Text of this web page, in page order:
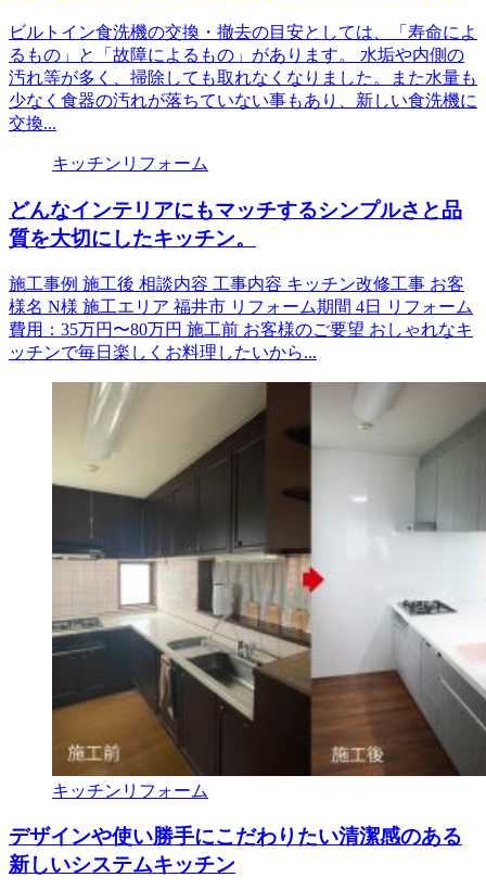
ビルトイン食洗機の交換・撤去の目安としては、「寿命によ
るもの」と「故障によるもの」があります。 水垢や内側の
汚れ等が多く、掃除しても取れなくなりました。また水量も
少なく食器の汚れが落ちていない事もあり、新しい食洗機に
交換...
キッチンリフォーム
どんなインテリアにもマッチするシンプルさと品
質を大切にしたキッチン。
施工事例 施工後 相談内容 工事内容 キッチン改修工事 お客
様名 N様 施工エリア 福井市 リフォーム期間 4日 リフォーム
費用：35万円〜80万円 施工前 お客様のご要望 おしゃれなキ
ッチンで毎日楽しくお料理したいから...
キッチンリフォーム
デザインや使い勝手にこだわりたい清潔感のある
新しいシステムキッチン